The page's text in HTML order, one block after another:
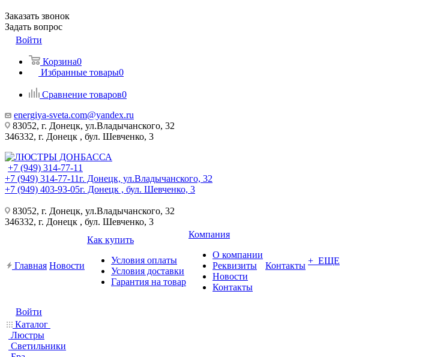
Заказать звонок
Задать вопрос
Войти
Корзина0
Избранные товары0
Сравнение товаров0
energiya-sveta.com@yandex.ru
83052, г. Донецк, ул.Владычанского, 32
346332, г. Донецк , бул. Шевченко, 3
+7 (949) 314-77-11
+7 (949) 314-77-11г. Донецк, ул.Владычанского, 32
+7 (949) 403-93-05г. Донецк , бул. Шевченко, 3
83052, г. Донецк, ул.Владычанского, 32
346332, г. Донецк , бул. Шевченко, 3
Главная Новости
Как купить
Условия оплаты
Условия доставки
Гарантия на товар
Компания
О компании
Реквизиты
Новости
Контакты
Контакты + ЕЩЕ
Войти
Каталог
Люстры
Светильники